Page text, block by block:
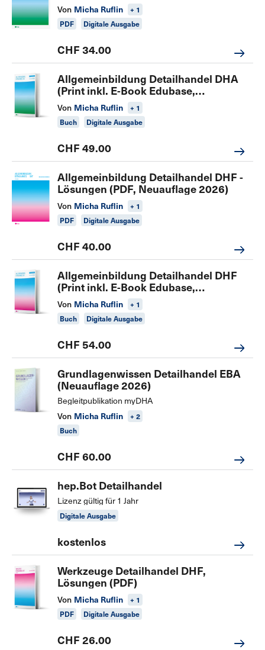
Von Micha Ruflin
+ 1
PDF
Digitale Ausgabe
CHF 34.00
Allgemeinbildung Detailhandel DHA
(Print inkl. E-Book Edubase,
Neuauflage 2026)
Von Micha Ruflin
+ 1
Buch
Digitale Ausgabe
CHF 49.00
Allgemeinbildung Detailhandel DHF -
Lösungen (PDF, Neuauflage 2026)
Von Micha Ruflin
+ 1
PDF
Digitale Ausgabe
CHF 40.00
Allgemeinbildung Detailhandel DHF
(Print inkl. E-Book Edubase,
Neuauflage 2026)
Von Micha Ruflin
+ 1
Buch
Digitale Ausgabe
CHF 54.00
Grundlagenwissen Detailhandel EBA
(Neuauflage 2026)
Begleitpublikation myDHA
Von Micha Ruflin
+ 2
Buch
CHF 60.00
hep.Bot Detailhandel
Lizenz gültig für 1 Jahr
Digitale Ausgabe
kostenlos
Werkzeuge Detailhandel DHF,
Lösungen (PDF)
Von Micha Ruflin
+ 1
PDF
Digitale Ausgabe
CHF 26.00